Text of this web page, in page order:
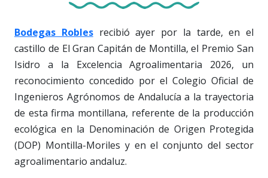
Bodegas Roblesrecibió ayer por la tarde, en el
castillo de El Gran Capitán de Montilla, el Premio San
Isidro a la Excelencia Agroalimentaria 2026, un
reconocimiento concedido por el Colegio Oficial de
Ingenieros Agrónomos de Andalucía a la trayectoria
de esta firma montillana, referente de la producción
ecológica en la Denominación de Origen Protegida
(DOP) Montilla-Moriles y en el conjunto del sector
agroalimentario andaluz.